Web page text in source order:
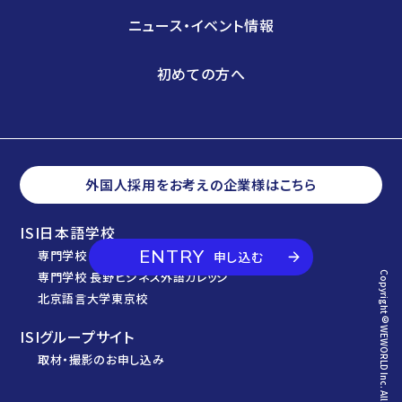
ENTRY 申し込む
ニュース・イベント情報
初めての方へ
外国人採用をお考えの企業様はこちら
ISI日本語学校
専門学校 東京ビジネス外語カレッジ
専門学校 長野ビジネス外語カレッジ
北京語言大学東京校
ISIグループサイト
取材・撮影のお申し込み